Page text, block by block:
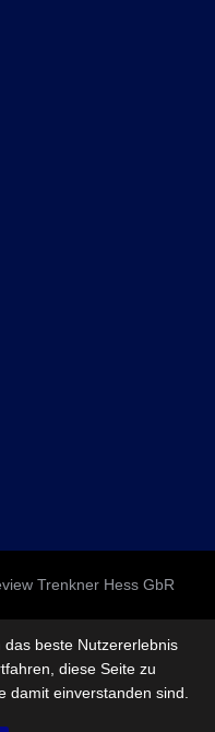
Trenkner Hess GbR
beste Nutzererlebnis
diese Seite zu
damit einverstanden sind.